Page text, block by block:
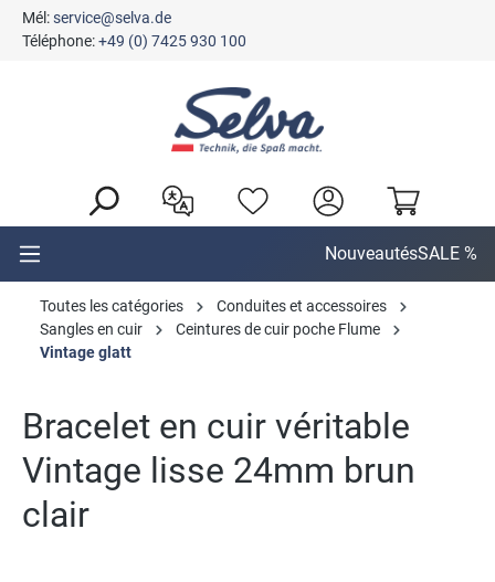
principal
Mél:service@selva.de
Téléphone:+49 (0) 7425 930 100
NouveautésSALE %
Toutes les catégories
Conduites et accessoires
Sangles en cuir
Ceintures de cuir poche Flume
Vintage glatt
Bracelet en cuir véritable
Vintage lisse 24mm brun
clair